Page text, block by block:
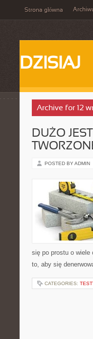
Strona główna
DZISIAJ
Archive for 12
DUŻO
POSTED BY ADMIN
się po prostu o wiele
to, aby się
CATEGORIES: